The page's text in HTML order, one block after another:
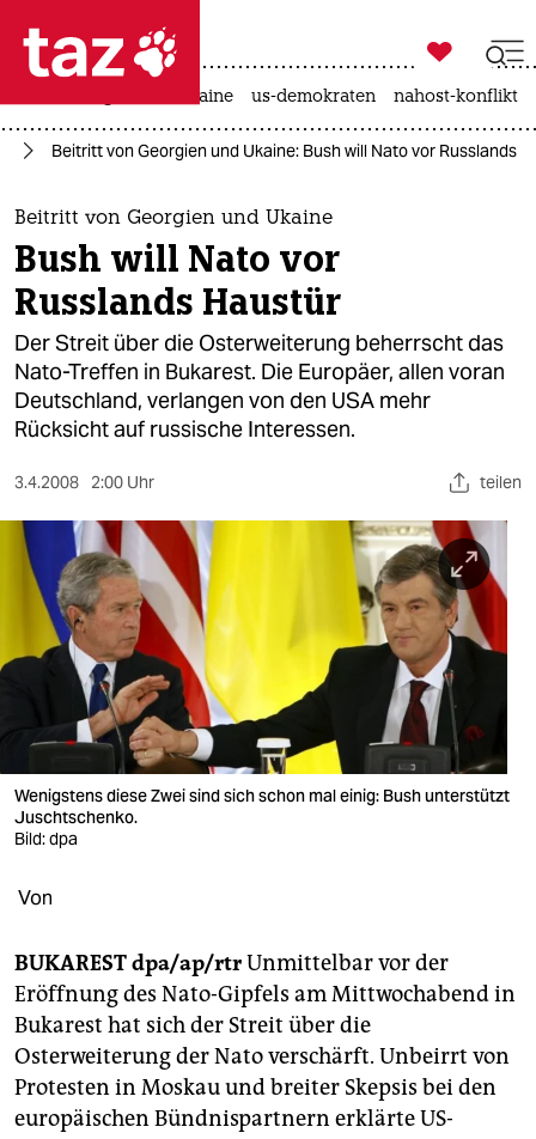
 taz zahl ich
taz zahl ich
themen
politik
öko
gesellschaft
kultur
sport
berlin
nord
wahrheit
verlag
verlag
veranstaltungen
shop
fragen & hilfe
abo
genossenschaft
epaper login

taz zahl ich
krieg in der ukraine us-demokraten nahost-konflikt
Beitritt von Georgien und Ukaine: Bush will Nato vor Russlands
Beitritt von Georgien und Ukaine
Bush will Nato vor
Russlands Haustür
Der Streit über die Osterweiterung beherrscht das
Nato-Treffen in Bukarest. Die Europäer, allen voran
Deutschland, verlangen von den USA mehr
Rücksicht auf russische Interessen.
3.4.2008 2:00 Uhr teilen
Wenigstens diese Zwei sind sich schon mal einig: Bush unterstützt
Juschtschenko.
Bild: dpa
Von
BUKAREST dpa/ap/rtrUnmittelbar vor der
Eröffnung des Nato-Gipfels am Mittwochabend in
Bukarest hat sich der Streit über die
Osterweiterung der Nato verschärft. Unbeirrt von
Protesten in Moskau und breiter Skepsis bei den
europäischen Bündnispartnern erklärte US-